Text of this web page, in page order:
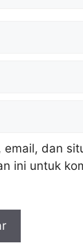
email, dan
ini untuk